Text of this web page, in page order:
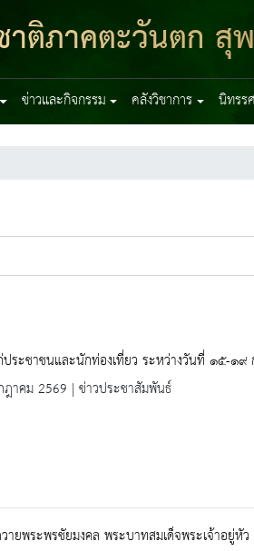
าติภาคตะวันตก
ข่าวและกิจกรรม คลังวิชาการ นิทรร
ประชาชนและนักท่องเที่ยว ระหว่างวันที่ ๑๕-๑
าคม 2569 | ข่าวประชาสัมพันธ์
ายพระพรชัยมงคล พระบาทสมเด็จพระเจ้าอยู่หัว